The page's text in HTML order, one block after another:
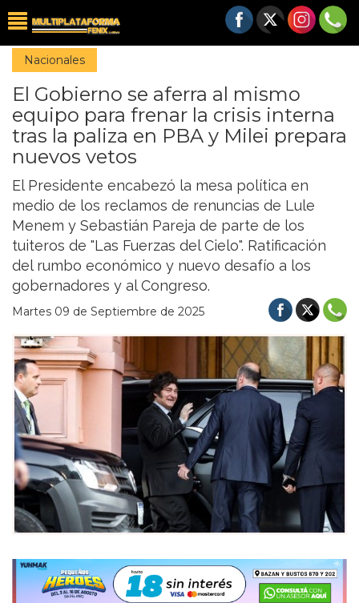
Nacionales
El Gobierno se aferra al mismo
equipo para frenar la crisis interna
tras la paliza en PBA y Milei prepara
nuevos vetos
El Presidente encabezó la mesa política en
medio de los reclamos de renuncias de Lule
Menem y Sebastián Pareja de parte de los
tuiteros de "Las Fuerzas del Cielo". Ratificación
del rumbo económico y nuevo desafío a los
gobernadores y al Congreso.
Martes 09 de Septiembre de 2025